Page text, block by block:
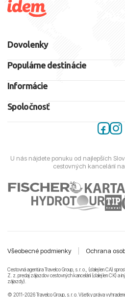
Dovolenky
Populárne destinácie
Informácie
Spoločnosť
U nás nájdete ponuku od najlepších
cestovných kancelárií
Všeobecné podmienky Ochrana
Cestovná agentúra Travelco Group, s. r. o., (ďalej len CA)
Z. z. predaj zájazdov cestovných kancelárii (ďalej len CK) a
zájazdy).
© 2011-2026 Travelco Group, s. r. o. Všetky práva